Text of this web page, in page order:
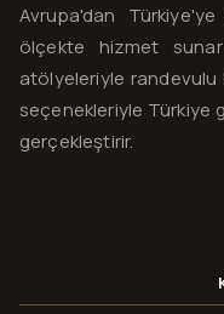
Avrupa'dan
ölçekte hizmet
atölyeleriyle randevulu
seçenekleriyle Türkiye
gerçekleştirir.